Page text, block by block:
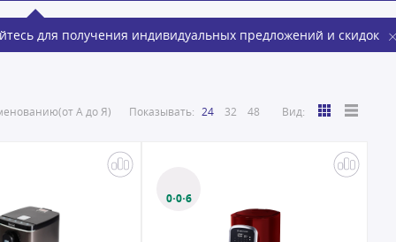
для получения индивидуальных предложений и скидок
А до Я) Показывать: 24 32 48 Вид:
0·0·6